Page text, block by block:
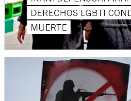
DERECHOS LGBTI
MUERTE